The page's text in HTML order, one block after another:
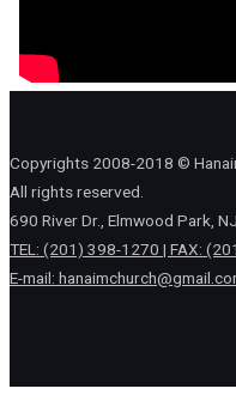
Copyrights 2008-2018 ©
All rights reserved.
690 River Dr., Elmwood Park,
TEL: (201) 398-1270 | FAX:
E-mail: